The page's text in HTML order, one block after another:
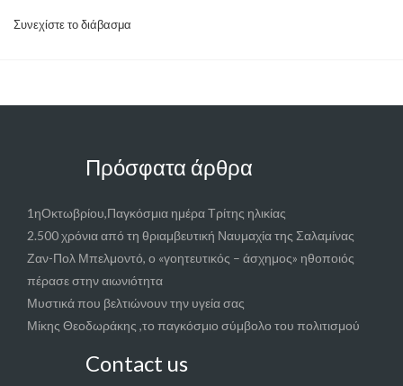
Συνεχίστε το διάβασμα
Πρόσφατα άρθρα
1ηΟκτωβρίου,Παγκόσμια ημέρα Τρίτης ηλικίας
2.500 χρόνια από τη θριαμβευτική Ναυμαχία της Σαλαμίνας
Ζαν-Πολ Μπελμοντό, ο «γοητευτικός – άσχημος» ηθοποιός
πέρασε στην αιωνιότητα
Μυστικά που βελτιώνουν την υγεία σας
Μίκης Θεοδωράκης ,το παγκόσμιο σύμβολο του πολιτισμού
Contact us